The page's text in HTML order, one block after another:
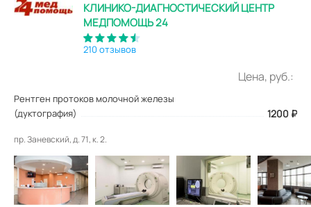
КЛИНИКО-ДИАГНОСТИЧЕСКИЙ ЦЕНТР
МЕДПОМОЩЬ 24
210 отзывов
Цена, руб.:
Рентген протоков молочной железы
(дуктография)
1200 ₽
пр. Заневский, д. 71, к. 2.